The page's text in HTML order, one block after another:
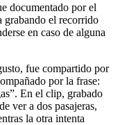
documentado por el
el recorrido
en caso de alguna
fue compartido por
por la frase:
En el clip, grabado
ver a dos pasajeras,
la otra intenta